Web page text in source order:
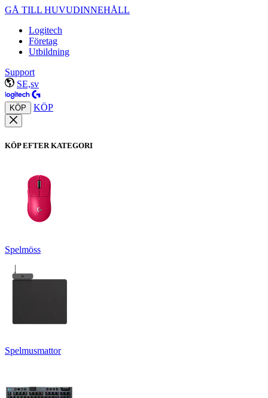
GÅ TILL HUVUDINNEHÅLL
Logitech
Företag
Utbildning
Support
SE,sv
KÖP KÖP
KÖP EFTER KATEGORI
Spelmöss
Spelmusmattor